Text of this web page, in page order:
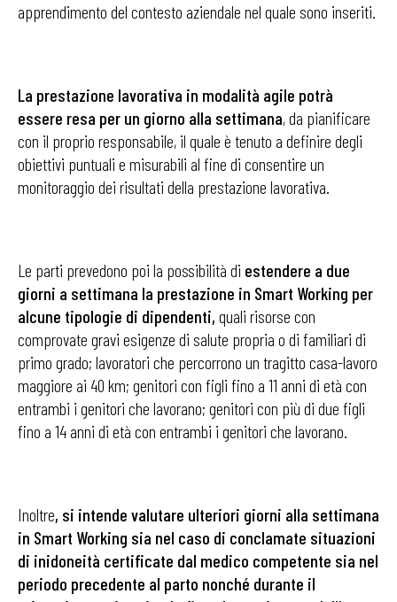
apprendimento del contesto aziendale nel quale sono inseriti.
La prestazione lavorativa in modalità agile potrà
essere resa per un giorno alla settimana, da pianificare
con il proprio responsabile, il quale è tenuto a definire degli
obiettivi puntuali e misurabili al fine di consentire un
monitoraggio dei risultati della prestazione lavorativa.
Le parti prevedono poi la possibilità di estendere a due
giorni a settimana la prestazione in Smart Working per
alcune tipologie di dipendenti, quali risorse con
comprovate gravi esigenze di salute propria o di familiari di
primo grado; lavoratori che percorrono un tragitto casa-lavoro
maggiore ai 40 km; genitori con figli fino a 11 anni di età con
entrambi i genitori che lavorano; genitori con più di due figli
fino a 14 anni di età con entrambi i genitori che lavorano.
Inoltre, si intende valutare ulteriori giorni alla settimana
in Smart Working sia nel caso di conclamate situazioni
di inidoneità certificate dal medico competente sia nel
periodo precedente al parto nonché durante il